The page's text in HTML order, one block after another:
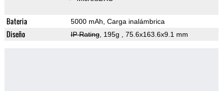
Bateria 5000 mAh, Carga inalámbrica
Diseño IP Rating, 195g , 75.6x163.6x9.1 mm